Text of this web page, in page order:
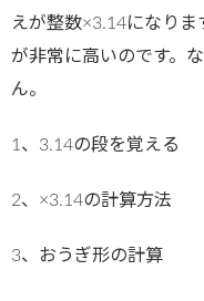
えが整数×3.14になり
が非常に高いのです。
ん。
1、3.14の段を覚える
2、×3.14の計算方法
3、おうぎ形の計算